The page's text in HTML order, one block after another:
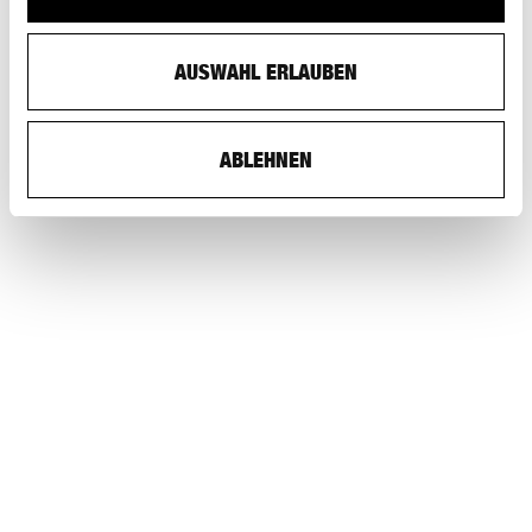
AUSWAHL ERLAUBEN
ABLEHNEN